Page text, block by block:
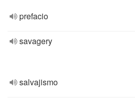
prefacio
savagery
salvajismo